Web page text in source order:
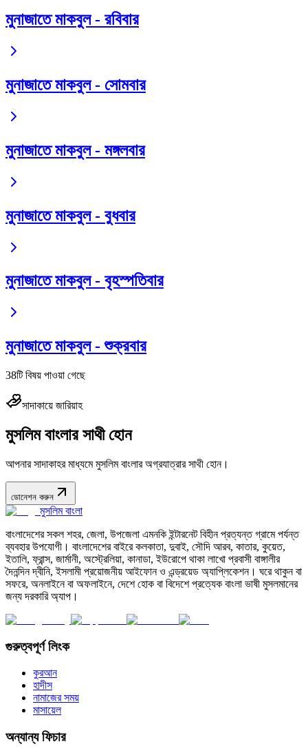
মুনাজাতে মাকবুল - রবিবার
মুনাজাতে মাকবুল - সোমবার
মুনাজাতে মাকবুল - মঙ্গলবার
মুনাজাতে মাকবুল - বুধবার
মুনাজাতে মাকবুল - বৃহস্পতিবার
মুনাজাতে মাকবুল - শুক্রবার
38টি বিষয় পাওয়া গেছে
সাদাকায়ে জারিয়াহ
মুসলিম বাংলার সাথী হোন
আপনার সাদাকাহর মাধ্যমে মুসলিম বাংলার অগ্রযাত্রার সাথী হোন।
ডোনেশন করুন
মুসলিম বাংলা
বাংলাদেশের সকল শহর, জেলা, উপজেলা এমনকি ইন্টারনেট বিহীন প্রত্যন্ত গ্রামে পর্যন্ত
ব্যবহার উপযোগী। বাংলাদেশের বাইরে কলকাতা, দুবাই, সৌদি আরব, কাতার, কুয়েত,
ইতালি, ফ্রান্স, জার্মানী, অস্ট্রেলিয়া, কানাডা, ইউরোপে থাকা লাখো প্রবাসী বাঙ্গালীর
দৈনন্দিন দ্বীনি, ইসলামী প্রয়োজনীয় আইফোন ও এন্ড্রয়েড অ্যাপ্লিকেশন। ঘরে থাকুন বা
সফরে, অনলাইনে বা অফলাইনে, দেশে হোক বা বিদেশে প্রত্যেক বাংলা ভাষী মুসলমানের
জন্য দরকারি অ্যাপ।
গুরুত্বপূর্ণ লিংক
কুরআন
হাদীস
নামাজের সময়
মাসায়েল
অন্যান্য ফিচার